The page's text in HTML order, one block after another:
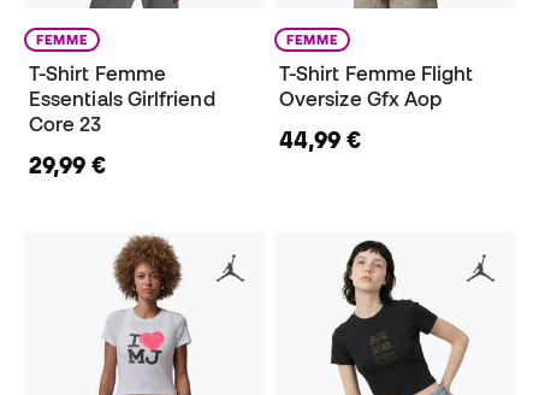
FEMME
T-Shirt Femme
Essentials Girlfriend
Core 23
29,99 €
FEMME
T-Shirt Femme Flight
Oversize Gfx Aop
44,99 €